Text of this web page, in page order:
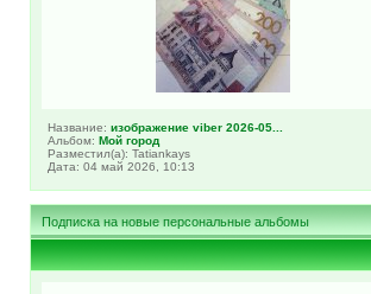
Название: изображение viber 2026-05...
Альбом: Мой город
Разместил(а): Tatiankays
Дата: 04 май 2026, 10:13
Подписка на новые персональные альбомы